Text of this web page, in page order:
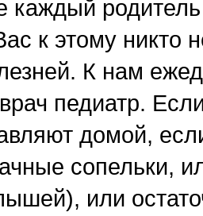
к этому никто
К нам
педиатр.
домой,
сопельки,
или